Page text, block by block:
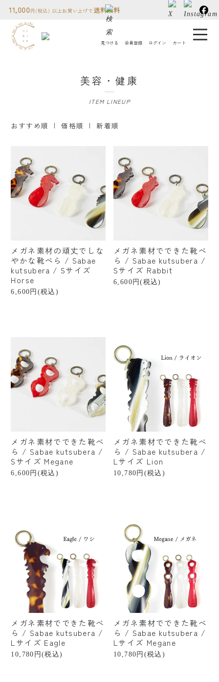
11,000円(税込) 以上お買い上げで 送料無料
見つける 会員登録 ログイン カート
人気ランキング
贈り物について
店舗情報
カテゴリーから探す
すべての商品
ファッション小物
ベビー・キッズ
インテリア
インテリア雑貨
フード・ドリンク
掃除
アウトドア
結婚祝い
出産祝い
新築・引越し祝い
誕生日祝い
プチギフト
産地から探す
北海道 福島
美容・健康
ITEM LINEUP
おすすめ順 |価格順 |新着順
メガネ素材の頑丈でしな
やかな靴べら / Sabae
kutsubera / Sサイズ
Horse
6,600円(税込)
メガネ素材でできた靴べ
ら / Sabae kutsubera /
Sサイズ Rabbit
6,600円(税込)
メガネ素材でできた靴べ
ら / Sabae kutsubera /
Sサイズ Megane
6,600円(税込)
メガネ素材でできた靴べ
ら / Sabae kutsubera /
Lサイズ Lion
10,780円(税込)
メガネ素材でできた靴べ
ら / Sabae kutsubera /
Lサイズ Eagle
10,780円(税込)
メガネ素材でできた靴べ
ら / Sabae kutsubera /
Lサイズ Megane
10,780円(税込)